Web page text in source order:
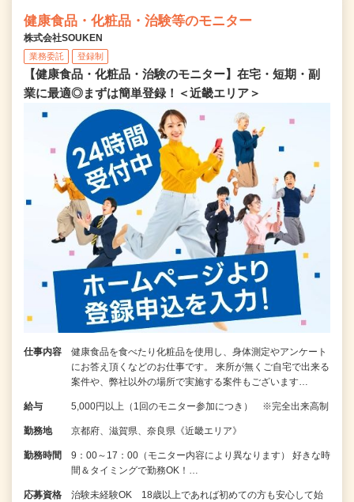
健康食品・化粧品・治験等のモニター
株式会社SOUKEN
業務委託 登録制
【健康食品・化粧品・治験のモニター】在宅・短期・副
業に最適◎まずは簡単登録！＜近畿エリア＞
仕事内容
健康食品を食べたり化粧品を使用し、身体測定やアンケート
にお答え頂くなどのお仕事です。 来所が無くご自宅で出来る
案件や、弊社以外の場所で実施する案件もございます…
給与 5,000円以上（1回のモニター参加につき） ※完全出来高制
勤務地 京都府、滋賀県、奈良県《近畿エリア》
勤務時間
9：00～17：00（モニター内容により異なります） 好きな時
間＆タイミングで勤務OK！…
応募資格
治験未経験OK 18歳以上であれば初めての方も安心して始